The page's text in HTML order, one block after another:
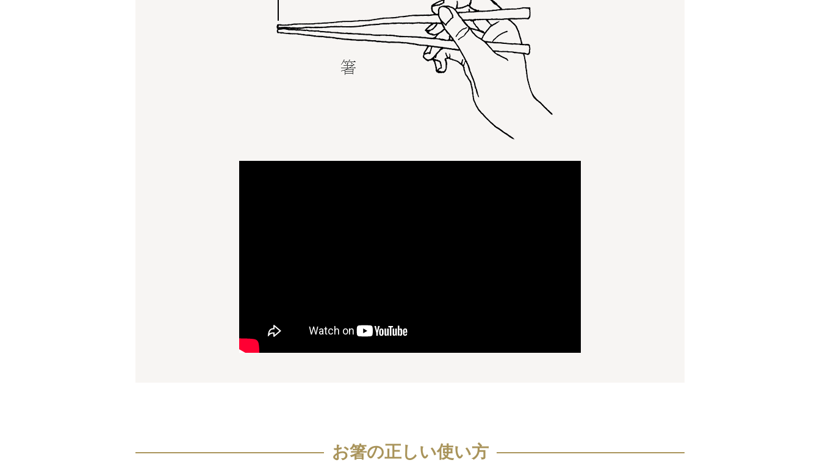
お箸の正しい使い方